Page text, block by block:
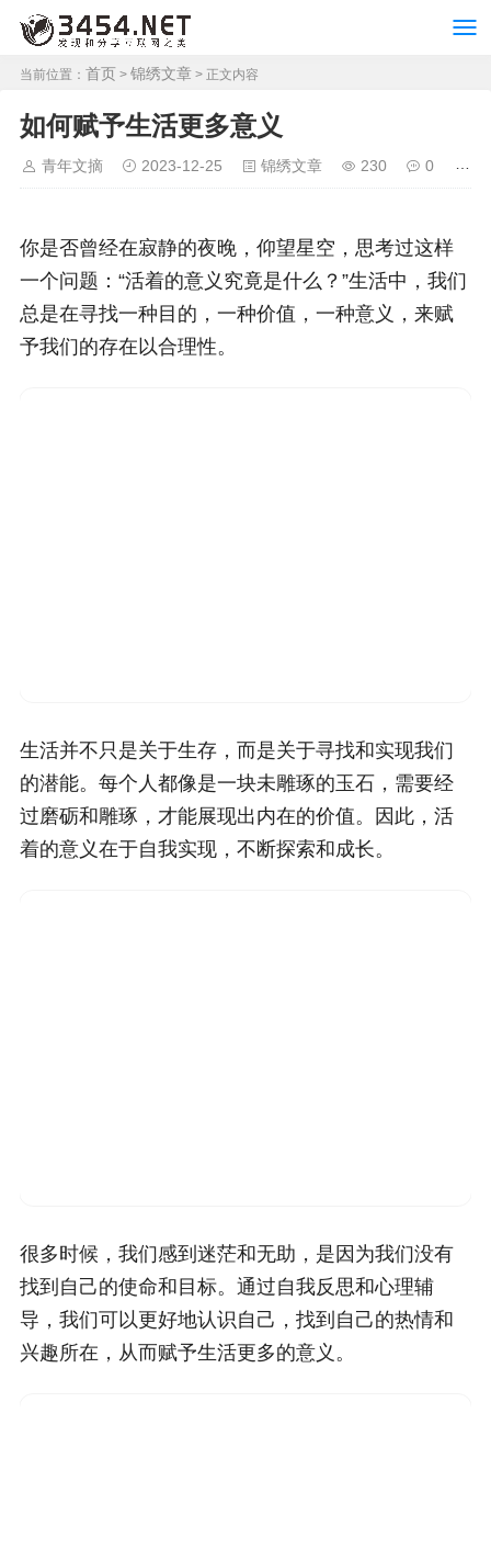
当前位置： 首页 > 锦绣文章 > 正文内容
如何赋予生活更多意义
青年文摘 2023-12-25 锦绣文章 230 0
你是否曾经在寂静的夜晚，仰望星空，思考过这样
一个问题：“活着的意义究竟是什么？”生活中，我们
总是在寻找一种目的，一种价值，一种意义，来赋
予我们的存在以合理性。
生活并不只是关于生存，而是关于寻找和实现我们
的潜能。每个人都像是一块未雕琢的玉石，需要经
过磨砺和雕琢，才能展现出内在的价值。因此，活
着的意义在于自我实现，不断探索和成长。
很多时候，我们感到迷茫和无助，是因为我们没有
找到自己的使命和目标。通过自我反思和心理辅
导，我们可以更好地认识自己，找到自己的热情和
兴趣所在，从而赋予生活更多的意义。